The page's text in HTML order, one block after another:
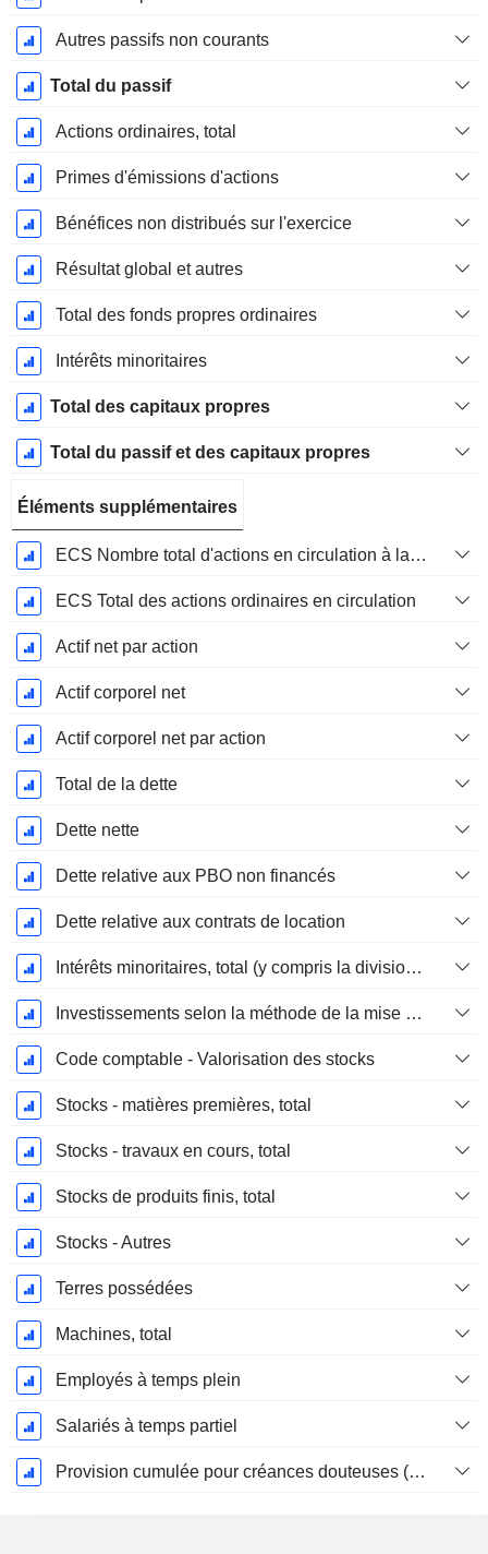
Autres passifs non courants
Total du passif
Actions ordinaires, total
Primes d'émissions d'actions
Bénéfices non distribués sur l'exercice
Résultat global et autres
Total des fonds propres ordinaires
Intérêts minoritaires
Total des capitaux propres
Total du passif et des capitaux propres
Éléments supplémentaires
ECS Nombre total d'actions en circulation à la date de dépôt
ECS Total des actions ordinaires en circulation
Actif net par action
Actif corporel net
Actif corporel net par action
Total de la dette
Dette nette
Dette relative aux PBO non financés
Dette relative aux contrats de location
Intérêts minoritaires, total (y compris la division financière)
Investissements selon la méthode de la mise en équivalence, total
Code comptable - Valorisation des stocks
Stocks - matières premières, total
Stocks - travaux en cours, total
Stocks de produits finis, total
Stocks - Autres
Terres possédées
Machines, total
Employés à temps plein
Salariés à temps partiel
Provision cumulée pour créances douteuses (Supple)